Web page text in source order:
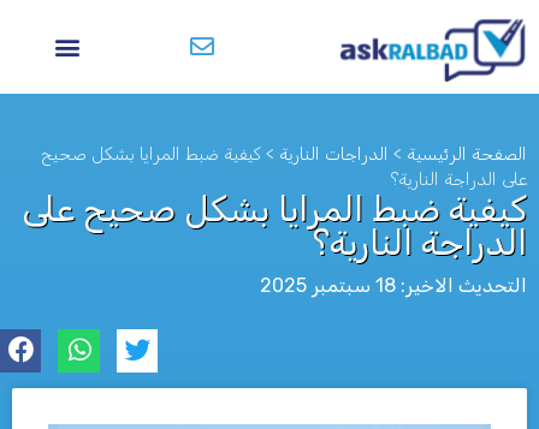
الصفحة الرئيسية > الدراجات النارية > كيفية ضبط المرايا بشكل صحيح
على الدراجة النارية؟
كيفية ضبط المرايا بشكل صحيح على
الدراجة النارية؟
التحديث الاخير: 18 سبتمبر 2025